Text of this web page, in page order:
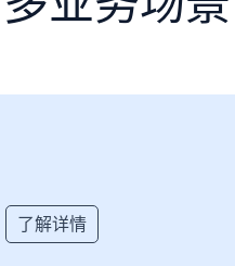
了解详情